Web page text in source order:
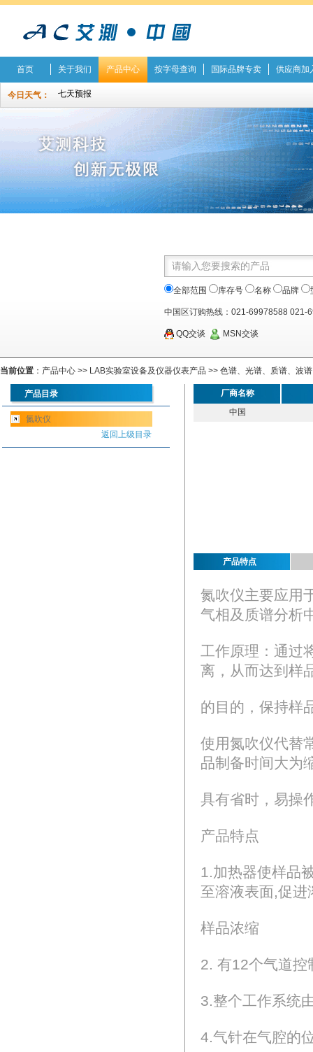
首页 关于我们 产品中心 按字母查询 国际品牌专卖 供应商加
今日天气：
全部范围 库存号 名称 品牌
中国区订购热线：021-69978588 021-
QQ交谈 MSN交谈
当前位置 ： 产品中心 >> LAB实验室设备及仪器仪表产品 >> 色谱、光谱、质谱、波谱
产品目录
氮吹仪
返回上级目录
厂商名称
中国
产品特点
氮吹仪主要应用
气相及质谱分析
工作原理：通过
离，从而达到样
的目的，保持样
使用氮吹仪代替
品制备时间大为
具有省时，易操
产品特点
1.加热器使样品
至溶液表面,促进
样品浓缩
2. 有12个气道控
3.整个工作系统
4.气针在气腔的